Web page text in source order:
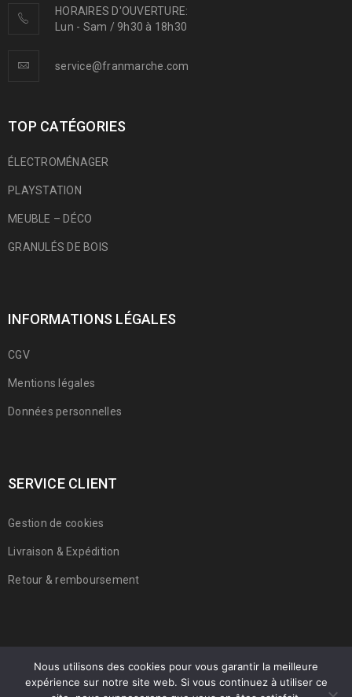
HORAIRES D'OUVERTURE:
Lun - Sam / 9h30 à 18h30
service@franmarche.com
TOP CATÉGORIES
ÉLECTROMÉNAGER
PLAYSTATION
MEUBLE – DÉCO
GRANULÉS DE BOIS
INFORMATIONS LÉGALES
CGV
Mentions légales
Données personnelles
SERVICE CLIENT
Gestion de cookies
Livraison & Expédition
Retour & remboursement
© 2022 Franmarche. Tous droits réservés.
Nous utilisons des cookies pour vous garantir la meilleure
expérience sur notre site web. Si vous continuez à utiliser ce